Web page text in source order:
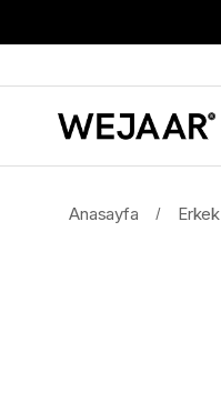
Anasayfa Erkek